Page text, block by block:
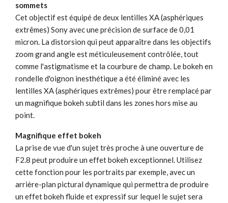
sommets
Cet objectif est équipé de deux lentilles XA (asphériques
extrêmes) Sony avec une précision de surface de 0,01
micron. La distorsion qui peut apparaître dans les objectifs
zoom grand angle est méticuleusement contrôlée, tout
comme l'astigmatisme et la courbure de champ. Le bokeh en
rondelle d'oignon inesthétique a été éliminé avec les
lentilles XA (asphériques extrêmes) pour être remplacé par
un magnifique bokeh subtil dans les zones hors mise au
point.
Magnifique effet bokeh
La prise de vue d'un sujet très proche à une ouverture de
F2.8 peut produire un effet bokeh exceptionnel. Utilisez
cette fonction pour les portraits par exemple, avec un
arrière-plan pictural dynamique qui permettra de produire
un effet bokeh fluide et expressif sur lequel le sujet sera